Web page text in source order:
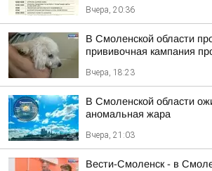
Вчера, 20:36
В Смоленской области
прививочная кампания
Вчера, 18:23
В Смоленской области
аномальная жара
Вчера, 21:03
Вести-Смоленск - в